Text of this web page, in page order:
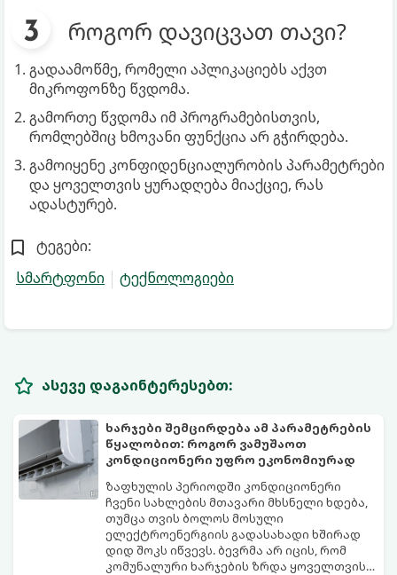
როგორ დავიცვათ თავი?
გადაამოწმე, რომელი აპლიკაციებს აქვთ
მიკროფონზე წვდომა.
გამორთე წვდომა იმ პროგრამებისთვის,
რომლებშიც ხმოვანი ფუნქცია არ გჭირდება.
გამოიყენე კონფიდენციალურობის პარამეტრები
და ყოველთვის ყურადღება მიაქციე, რას
ადასტურებ.
ტეგები:
სმარტფონი
ტექნოლოგიები
ასევე დაგაინტერესებთ:
ხარჯები შემცირდება ამ პარამეტრების
წყალობით: როგორ ვამუშაოთ
კონდიციონერი უფრო ეკონომიურად
ზაფხულის პერიოდში კონდიციონერი
ჩვენი სახლების მთავარი მხსნელი ხდება,
თუმცა თვის ბოლოს მოსული
ელექტროენერგიის გადასახადი ხშირად
დიდ შოკს იწვევს. ბევრმა არ იცის, რომ
კომუნალური ხარჯების ზრდა ყოველთვის